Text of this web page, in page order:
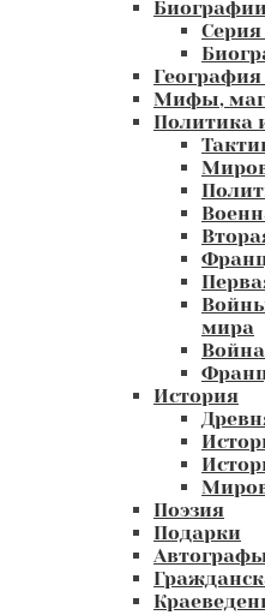
Мифы,
Политика
мира
История
Поэзия
Подарки